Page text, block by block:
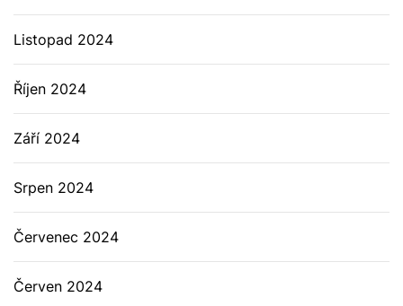
Listopad 2024
Říjen 2024
Září 2024
Srpen 2024
Červenec 2024
Červen 2024